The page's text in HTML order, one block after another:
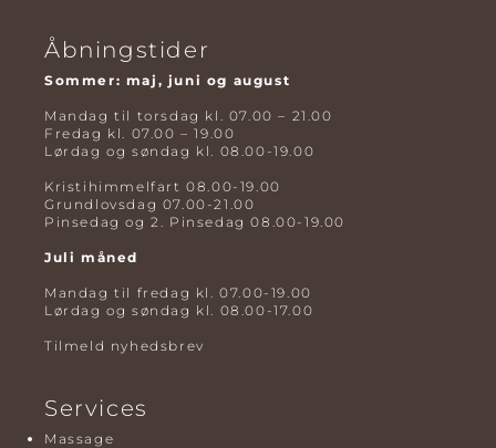
Åbningstider
Sommer: maj, juni og august
Mandag til torsdag kl. 07.00 – 21.00
Fredag kl. 07.00 – 19.00
Lørdag og søndag kl. 08.00-19.00
Kristihimmelfart 08.00-19.00
Grundlovsdag 07.00-21.00
Pinsedag og 2. Pinsedag 08.00-19.00
Juli måned
Mandag til fredag kl. 07.00-19.00
Lørdag og søndag kl. 08.00-17.00
Tilmeld nyhedsbrev
Services
Massage